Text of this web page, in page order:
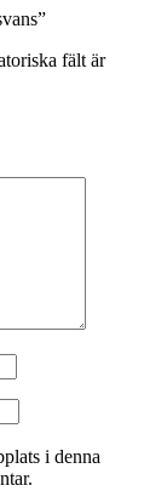
fält är
i denna